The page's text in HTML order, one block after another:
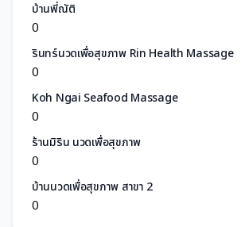
บ้านพี่ณัติ
0
รินทร์นวดเพื่อสุขภาพ Rin Health Massage
0
Koh Ngai Seafood Massage
0
ร้านมิริน นวดเพื่อสุขภาพ
0
บ้านนวดเพื่อสุขภาพ สาขา 2
0